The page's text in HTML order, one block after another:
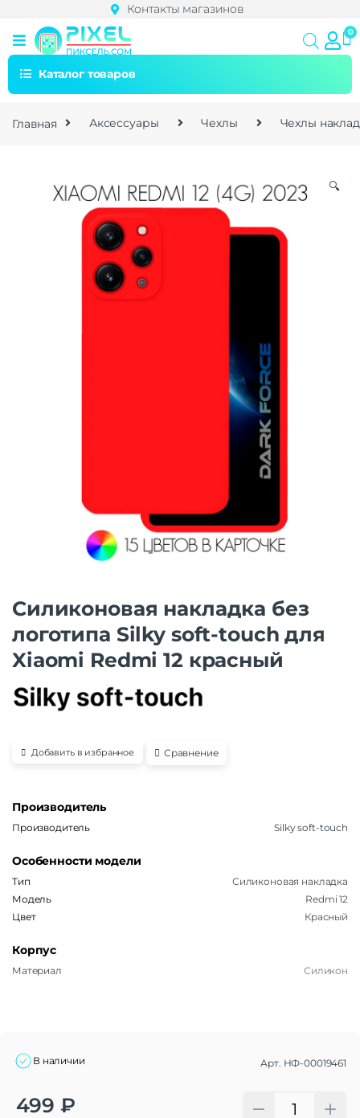
Контакты магазинов
Каталог товаров
Главная Аксессуары Чехлы Чехлы
🔍
Силиконовая накладка без
логотипа Silky soft-touch для
Xiaomi Redmi 12 красный
Добавить в избранное Сравнение
Производитель
Производитель Silky soft-touch
Особенности модели
Тип
Силиконовая накладка
Модель
Redmi 12
Цвет
Красный
Корпус
Материал Силикон
В наличии Арт. НФ-00019461
499 ₽
Alternative: